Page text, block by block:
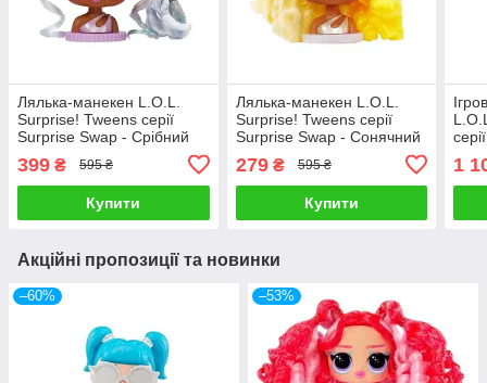
Лялька-манекен L.O.L.
Surprise! Tweens серії
Surprise Swap - Срібний
399 ₴ 595 ₴
Купити
Лялька-манекен L.O.L.
Surprise! Tweens серії
Surprise Swap - Сонячний
279₴ 595 ₴
Купити
1
Акційні пропозиції та новинки
–60% –53%